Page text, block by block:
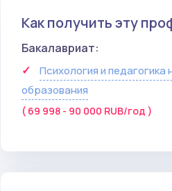
Как получить эту
Бакалавриат:
Психология и педагогика
образования
( 69 998 - 90 000 RUB/год )